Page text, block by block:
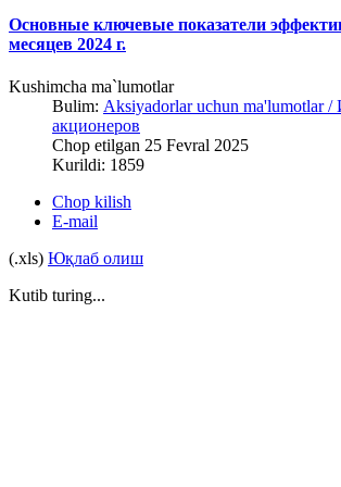
Основные ключевые показатели
месяцев 2024 г.
Kushimcha ma`lumotlar
Bulim: Aksiyadorlar uchun ma'lumotlar
акционеров
Chop etilgan 25 Fevral 2025
Kurildi: 1859
Chop kilish
E-mail
(.xls) Юқлаб олиш
Kutib turing...